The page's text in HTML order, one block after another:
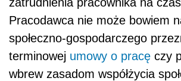
Pracodawca nie może bowiem
społeczno-gospodarczego
terminowej umowy o pracę czy
wbrew zasadom współżycia